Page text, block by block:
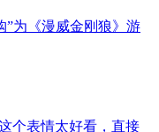
”为《漫威金刚狼》游
个表情太好看，直接